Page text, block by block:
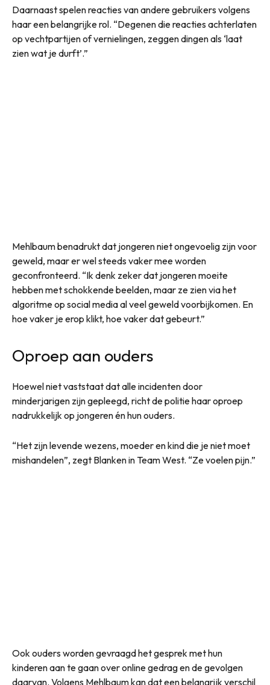
Daarnaast spelen reacties van andere gebruikers volgens
haar een belangrijke rol. “Degenen die reacties achterlaten
op vechtpartijen of vernielingen, zeggen dingen als ‘laat
zien wat je durft’.”
Mehlbaum benadrukt dat jongeren niet ongevoelig zijn voor
geweld, maar er wel steeds vaker mee worden
geconfronteerd. “Ik denk zeker dat jongeren moeite
hebben met schokkende beelden, maar ze zien via het
algoritme op social media al veel geweld voorbijkomen. En
hoe vaker je erop klikt, hoe vaker dat gebeurt.”
Oproep aan ouders
Hoewel niet vaststaat dat alle incidenten door
minderjarigen zijn gepleegd, richt de politie haar oproep
nadrukkelijk op jongeren én hun ouders.
“Het zijn levende wezens, moeder en kind die je niet moet
mishandelen”, zegt Blanken in Team West. “Ze voelen pijn.”
Ook ouders worden gevraagd het gesprek met hun
kinderen aan te gaan over online gedrag en de gevolgen
daarvan. Volgens Mehlbaum kan dat een belangrijk verschil